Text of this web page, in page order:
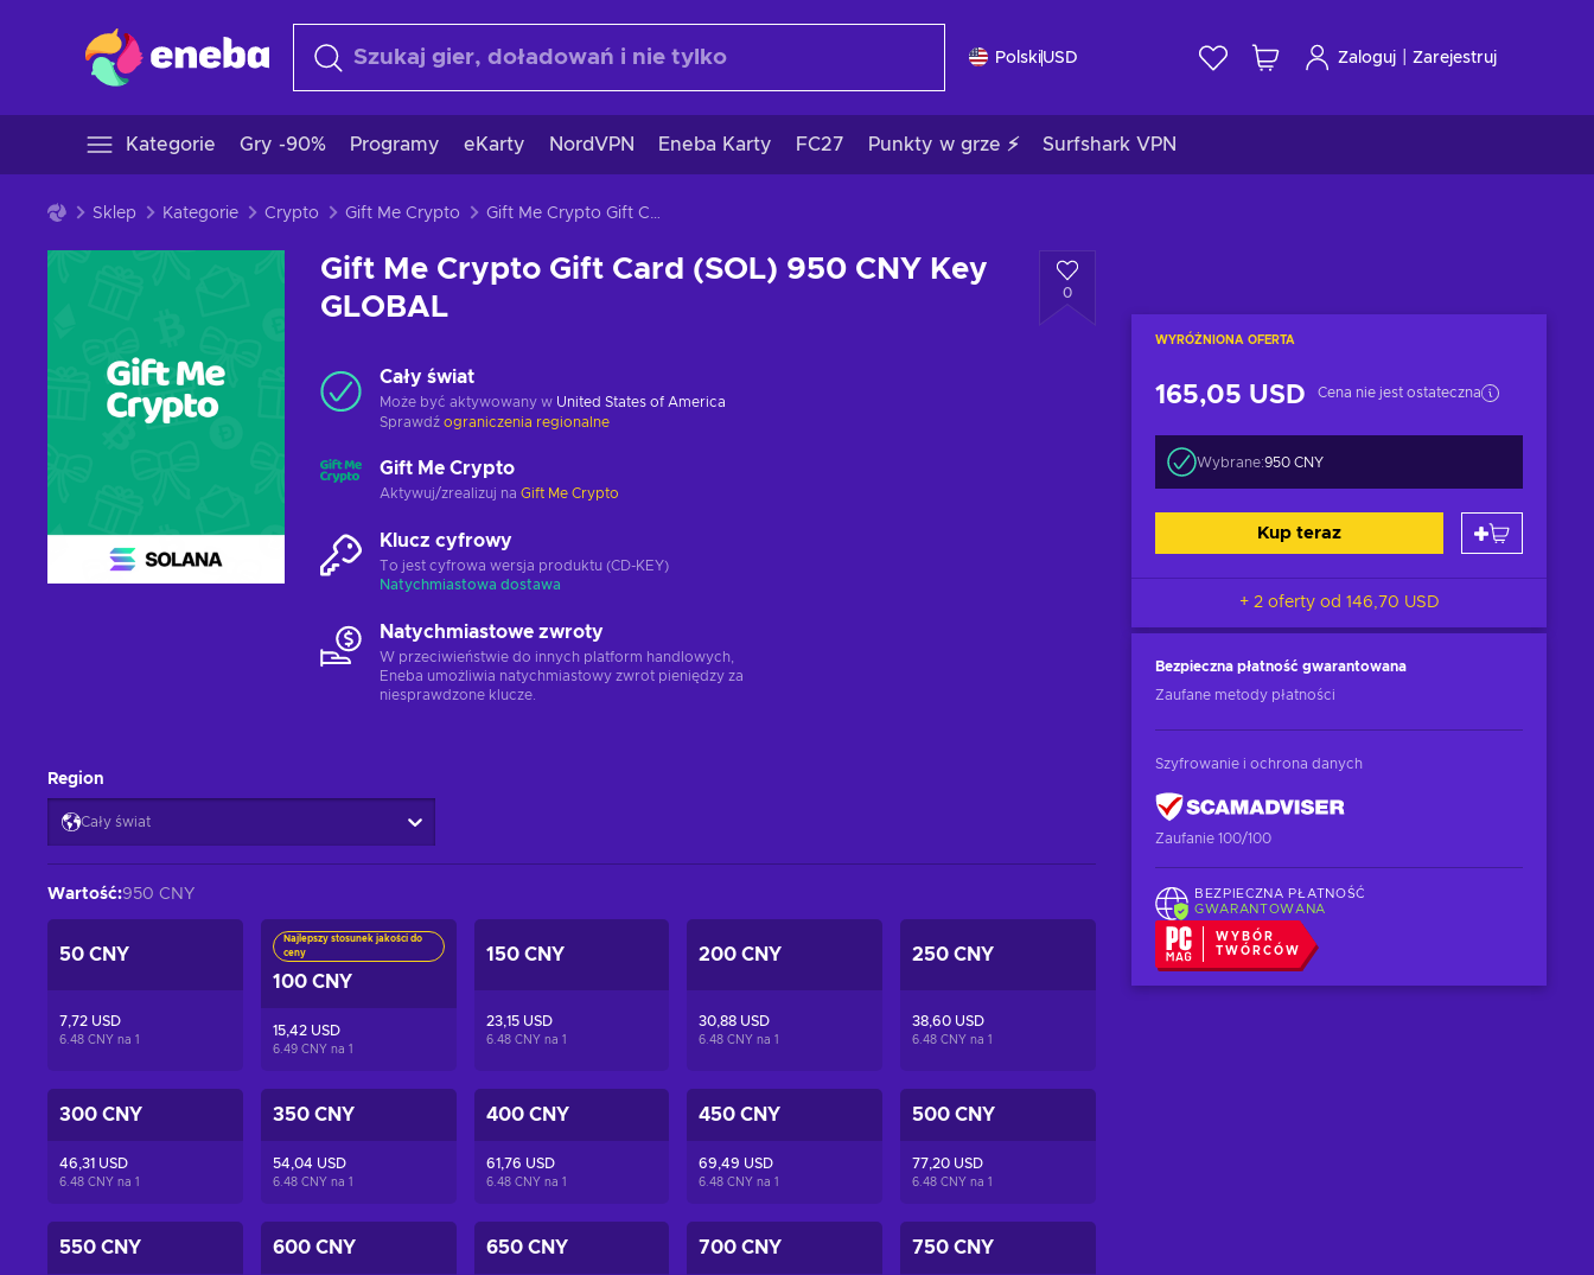
PolskiUSD Zaloguj Zarejestruj
Kategorie Gry -90% Programy eKarty NordVPN Eneba Karty FC27 Punkty w grze ⚡ Surfshark VPN
Sklep Kategorie Crypto Gift Me Crypto Gift Me Crypto Gift Card (SOL) 950 CNY Key GLOBAL
Gift Me Crypto Gift Card (SOL) 950 CNY Key
GLOBAL
0
WYRÓŻNIONA OFERTA
165,05 USD Cena nie jest ostateczna
Wybrane:950 CNY
Kup teraz
+ 2 oferty od 146,70 USD
Bezpieczna płatność gwarantowana
Zaufane metody płatności
Szyfrowanie i ochrona danych
Zaufanie 100/100
BEZPIECZNA PŁATNOŚĆ
GWARANTOWANA
WYBÓR
TWÓRCÓW
Cały świat
Może być aktywowany w United States of America
Sprawdź ograniczenia regionalne
Gift Me Crypto
Aktywuj/zrealizuj na Gift Me Crypto
Klucz cyfrowy
To jest cyfrowa wersja produktu (CD-KEY)
Natychmiastowa dostawa
Natychmiastowe zwroty
W przeciwieństwie do innych platform handlowych,
Eneba umożliwia natychmiastowy zwrot pieniędzy za
niesprawdzone klucze.
Region
Cały świat
Wartość:950 CNY
50 CNY
7,72 USD
6.48 CNY na 1
Najlepszy stosunek jakości do
ceny
100 CNY
15,42 USD
6.49 CNY na 1
150 CNY
23,15 USD
6.48 CNY na 1
200 CNY
30,88 USD
6.48 CNY na1
250 CNY
38,60 USD
6.48 CNY na1
300 CNY
46,31 USD
6.48 CNY na 1
350 CNY
54,04 USD
6.48 CNY na 1
400 CNY
61,76 USD
6.48 CNY na 1
450 CNY
69,49 USD
6.48 CNY na1
500 CNY
77,20 USD
6.48 CNY na1
550 CNY 600 CNY 650 CNY 700 CNY 750 CNY